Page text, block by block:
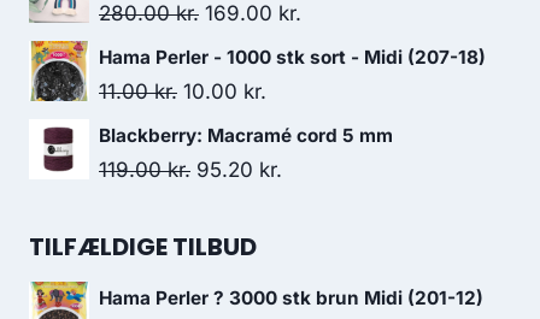
280.00kr. 169.00 kr.
Hama Perler - 1000 stk sort - Midi (207-18)
11.00kr. 10.00 kr.
Blackberry: Macramé cord 5 mm
119.00kr. 95.20 kr.
TILFÆLDIGE TILBUD
Hama Perler ? 3000 stk brun Midi (201-12)